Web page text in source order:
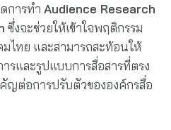
การทำ Audience Research
ซึ่งจะช่วยให้เข้าใจพฤติกรรม
ไทย และสามารถสะท้อนให้
รและรูปแบบการสื่อสารที่ตรง
ต่อการปรับตัวขององค์กรสื่อ